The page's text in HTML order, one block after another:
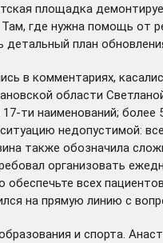
площадка
где нужна помощь от
план
в комментариях,
области
ти наименований;
также обозначила
организовать
всех
на прямую линию с
и спорта.